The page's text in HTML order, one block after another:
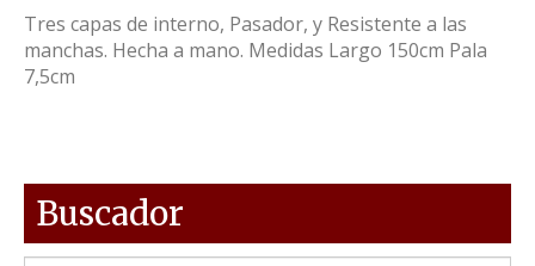
Tres capas de interno, Pasador, y Resistente a las
manchas. Hecha a mano. Medidas Largo 150cm Pala
7,5cm
Buscador